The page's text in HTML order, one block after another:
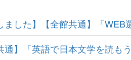
ました】【全館共通】「
通】「英語で日本文学を読も